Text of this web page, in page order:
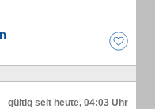
gültig seit heute, 04:03 Uhr